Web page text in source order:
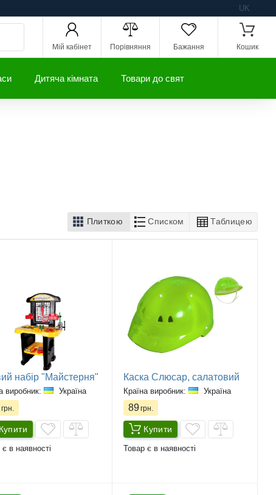
UK
Мій кабінет Порівняння Бажання Кошик
Дитяча кімната Товари до свят
Плиткою Списком Таблицею
набір "Майстерня"
виробник: Україна
грн.
Купити
в наявності
Каска Слюсар, салатовий
Країна виробник: Україна
89грн.
Купити
Товар є в наявності